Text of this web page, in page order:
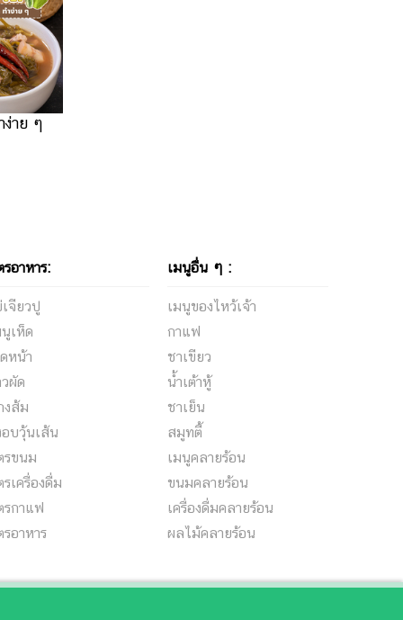
าย ๆ
อาหาร:
จียวปู
เห็ด
หน้า
ผัด
งส้ม
บวุ้นเส้น
รขนม
เครื่องดื่ม
รกาแฟ
อาหาร
เมนูอื่น ๆ :
เมนูของไหว้เจ้า
กาแฟ
ชาเขียว
น้ำเต้าหู้
ชาเย็น
สมูทตี้
เมนูคลายร้อน
ขนมคลายร้อน
เครื่องดื่มคลายร้อน
ผลไม้คลายร้อน